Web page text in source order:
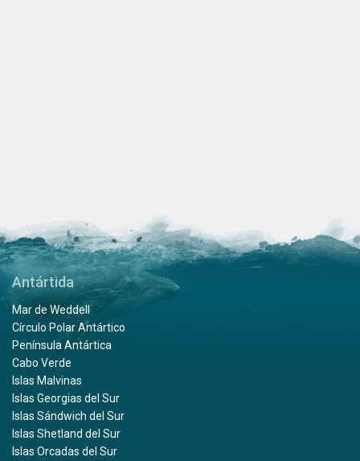
Antártida
Mar de Weddell
Círculo Polar Antártico
Península Antártica
Cabo Verde
Islas Malvinas
Islas Georgias del Sur
Islas Sándwich del Sur
Islas Shetland del Sur
Islas Orcadas del Sur